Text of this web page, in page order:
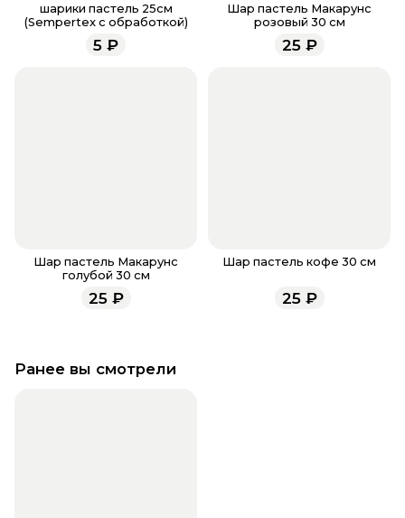
заказа, звоните по номеру телефона 8 (927) 936-71-
86 или напишите WhatsApp +7 937 333-66-53. Наши
менеджеры работают ежедневно с 9.00 до 23.00 и
шарики пастель 25см
(Sempertex с обработкой)
5 ₽
Шар пастель Макарунс
розовый 30 см
25₽
Шар пастель Макарунс
голубой 30 см
25₽
Шар пастель кофе 30 см
25₽
Ранее вы смотрели